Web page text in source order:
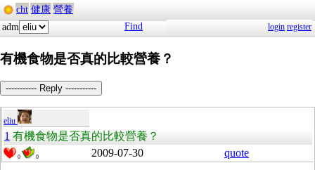
cht 健康 營養
adm
Find login register
有機食物是否真的比較營養？
----------- Reply -----------
eliu
1 有機食物是否真的比較營養？
0 0 2009-07-30 quote